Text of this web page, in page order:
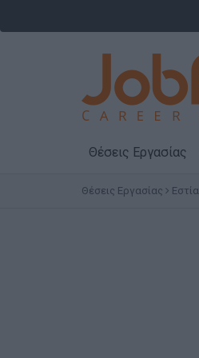
Θέσεις Εργασίας
Θέσεις Εργασίας